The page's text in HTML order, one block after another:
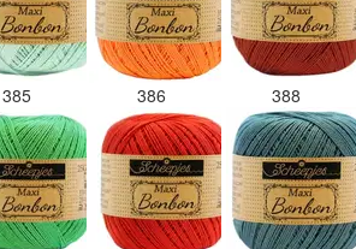
385 386 388